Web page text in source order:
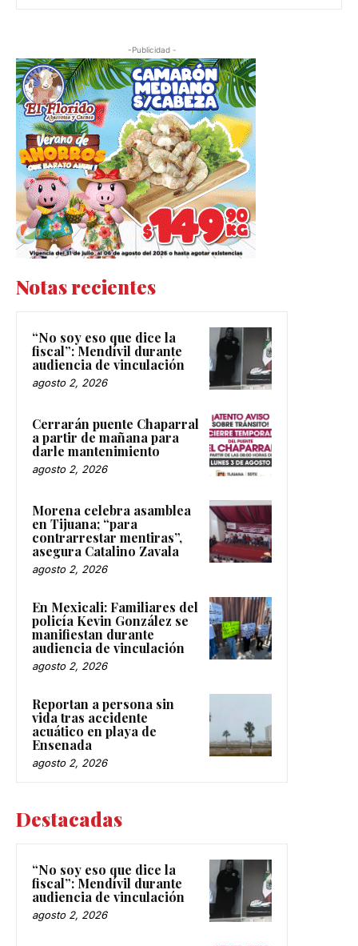
-Publicidad -
Notas recientes
“No soy eso que dice la
fiscal”: Mendívil durante
audiencia de vinculación
agosto 2, 2026
Cerrarán puente Chaparral
a partir de mañana para
darle mantenimiento
agosto 2, 2026
Morena celebra asamblea
en Tijuana; “para
contrarrestar mentiras”,
asegura Catalino Zavala
agosto 2, 2026
En Mexicali: Familiares del
policía Kevin González se
manifiestan durante
audiencia de vinculación
agosto 2, 2026
Reportan a persona sin
vida tras accidente
acuático en playa de
Ensenada
agosto 2, 2026
Destacadas
“No soy eso que dice la
fiscal”: Mendívil durante
audiencia de vinculación
agosto 2, 2026